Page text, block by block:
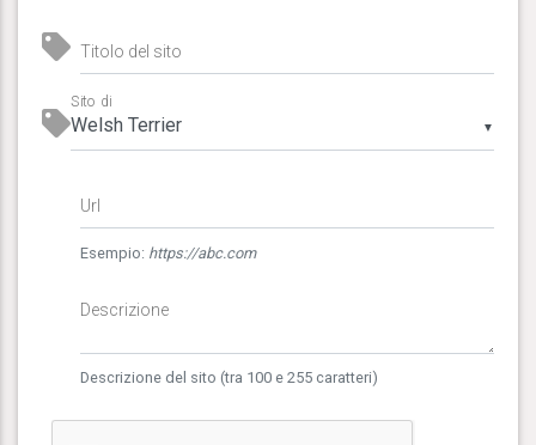
Titolo del sito
▼
Sito di
Url
Esempio: https://abc.com
Descrizione
Descrizione del sito (tra 100 e 255 caratteri)